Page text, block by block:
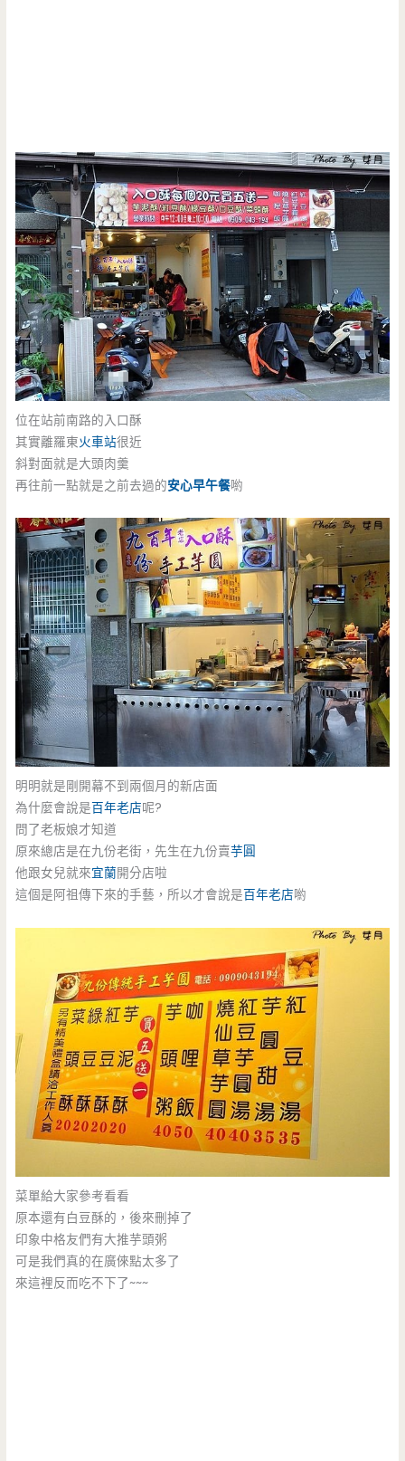
位在站前南路的入口酥
其實離羅東火車站很近
斜對面就是大頭肉羹
再往前一點就是之前去過的安心早午餐喲
明明就是剛開幕不到兩個月的新店面
為什麼會說是百年老店呢?
問了老板娘才知道
原來總店是在九份老街，先生在九份賣芋圓
他跟女兒就來宜蘭開分店啦
這個是阿祖傳下來的手藝，所以才會說是百年老店喲
菜單給大家參考看看
原本還有白豆酥的，後來刪掉了
印象中格友們有大推芋頭粥
可是我們真的在廣倈點太多了
來這裡反而吃不下了~~~